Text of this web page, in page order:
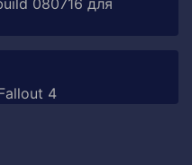
080716 для
4